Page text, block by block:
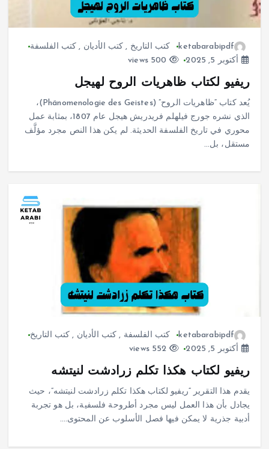
ketabarabipdf كتب التاريخ , كتب الأديان , كتب الفلسفة
أكتوبر 5, 2025
ريفيو لكتاب ظاهريات الروح لهيجل
يُعد كتاب “ظاهريات الروح” (Phänomenologie des Geistes)،
الذي نشره جورج فيلهلم فريدريش هيجل عام 1807، بمثابة عمل
محوري في تاريخ الفلسفة الحديثة. لم يكن هذا النص مجرد مؤلَّف
مستقل، بل…
ketabarabipdf كتب الفلسفة , كتب الأديان , كتب التاريخ
أكتوبر 5, 2025
ريفيو لكتاب هكذا تكلم زرادشت لنيتشه
يقدم هذا التقرير “ريفيو لكتاب هكذا تكلم زرادشت لنيتشه”، حيث
يجادل بأن هذا العمل ليس مجرد أطروحة فلسفية، بل هو تجربة
أدبية جذرية لا يمكن فيها فصل الأسلوب عن المحتوى.…